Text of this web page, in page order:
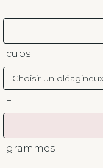
cups
=
grammes